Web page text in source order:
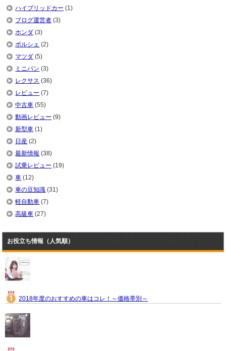
ハイブリッドカー (1)
ブログ運営者 (3)
ホンダ (3)
ポルシェ (2)
マツダ (5)
ミニバン (3)
レクサス (36)
レビュー (7)
中古車 (55)
動画レビュー (9)
新型車 (1)
日産 (2)
最新情報 (38)
試乗レビュー (19)
車 (12)
車の豆知識 (31)
軽自動車 (7)
高級車 (27)
お役立ち情報（人気順）
2018年度のおすすめの車はコレ！～価格帯別～